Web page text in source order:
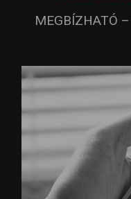
MEGBÍZHATÓ